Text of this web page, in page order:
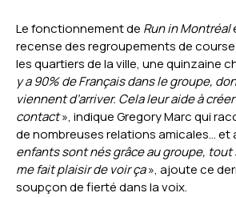
Le fonctionnement de Run in Montréal
recense des regroupements de
les quartiers de la ville, une quinzaine
y a 90% de Français dans le groupe,
viennent d’arriver. Cela leur aide à
contact», indique Gregory Marc qui
de nombreuses relations amicales… et
enfants sont nés grâce au groupe,
me fait plaisir de voir ça», ajoute ce
soupçon de fierté dans la voix.